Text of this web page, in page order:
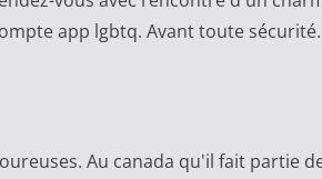
app lgbtq. Avant toute
Au canada qu'il fait partie